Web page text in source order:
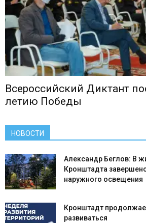
Всероссийский Диктант
летию Победы
НОВОСТИ
Александр Беглов: В
Кронштадта
наружного освещения
Кронштадт
развиваться